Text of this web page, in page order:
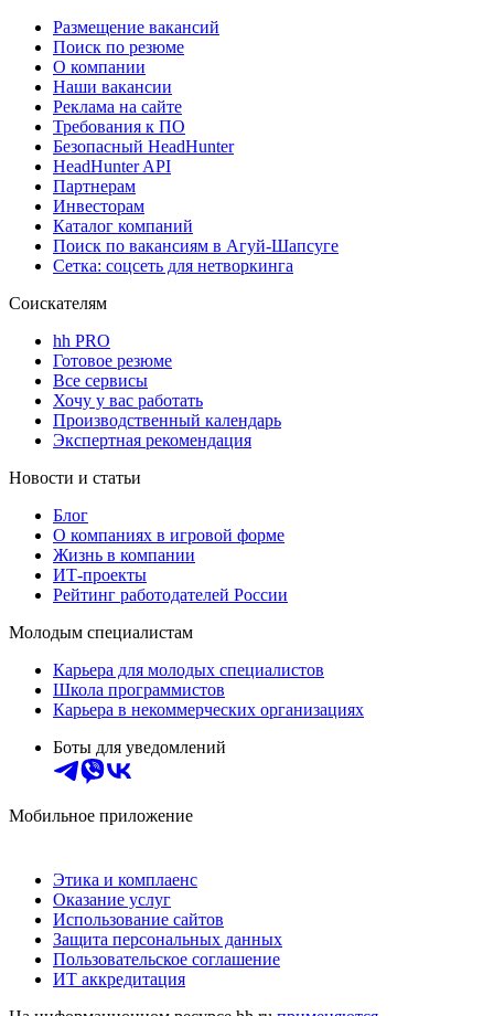
Размещение вакансий
Поиск по резюме
О компании
Наши вакансии
Реклама на сайте
Требования к ПО
Безопасный HeadHunter
HeadHunter API
Партнерам
Инвесторам
Каталог компаний
Поиск по вакансиям в Агуй-Шапсуге
Сетка: соцсеть для нетворкинга
Соискателям
hh PRO
Готовое резюме
Все сервисы
Хочу у вас работать
Производственный календарь
Экспертная рекомендация
Новости и статьи
Блог
О компаниях в игровой форме
Жизнь в компании
ИТ-проекты
Рейтинг работодателей России
Молодым специалистам
Карьера для молодых специалистов
Школа программистов
Карьера в некоммерческих организациях
Боты для уведомлений
Мобильное приложение
Этика и комплаенс
Оказание услуг
Использование сайтов
Защита персональных данных
Пользовательское соглашение
ИТ аккредитация